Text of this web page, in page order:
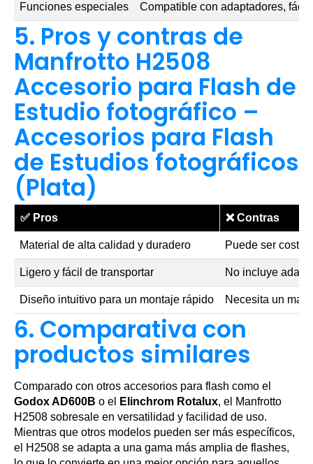
Funciones especiales Compatible con adaptadores, fácil
5. Pros y contras de
Manfrotto H2508
Accesorio para Flash de
Estudio fotográfico –
Accesorios para Flash
de Estudios fotográficos
(Plata)
✅ Pros ❌Contras
Material de alta calidad y duradero Puede ser
Ligero y fácil de transportar No incluye
Diseño intuitivo para un montaje rápido Necesita un
6. Comparativa con
productos similares
Comparado con otros accesorios para flash como el
Godox AD600B o el Elinchrom Rotalux, el Manfrotto
H2508 sobresale en versatilidad y facilidad de uso.
Mientras que otros modelos pueden ser más específicos,
el H2508 se adapta a una gama más amplia de flashes,